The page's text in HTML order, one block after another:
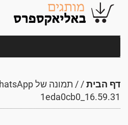
דף הבית/
/
16.59.31_1eda0cb0